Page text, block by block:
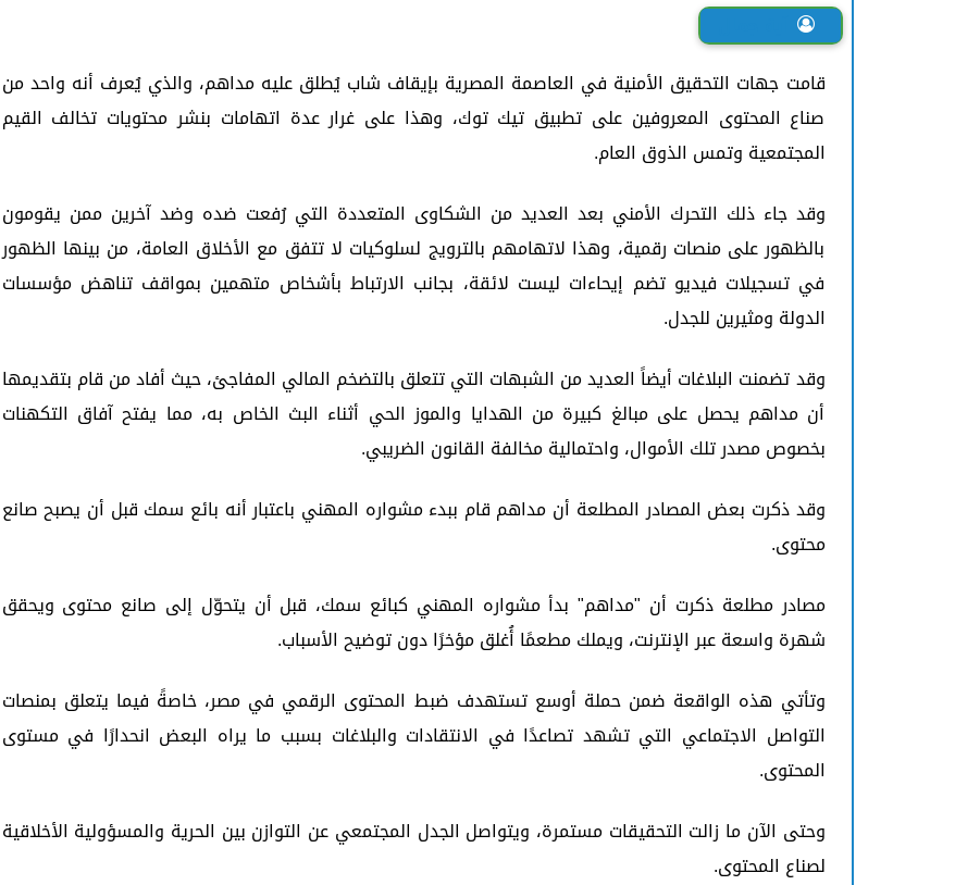
قامت جهات التحقيق الأمنية في العاصمة المصرية بإيقاف شاب يُطلق عليه مداهم، والذي يُعرف أنه واحد من
صناع المحتوى المعروفين على تطبيق تيك توك، وهذا على غرار عدة اتهامات بنشر محتويات تخالف القيم
المجتمعية وتمس الذوق العام.
وقد جاء ذلك التحرك الأمني بعد العديد من الشكاوى المتعددة التي رُفعت ضده وضد آخرين ممن يقومون
بالظهور على منصات رقمية، وهذا لاتهامهم بالترويج لسلوكيات لا تتفق مع الأخلاق العامة، من بينها الظهور
في تسجيلات فيديو تضم إيحاءات ليست لائقة، بجانب الارتباط بأشخاص متهمين بمواقف تناهض مؤسسات
الدولة ومثيرين للجدل.
وقد تضمنت البلاغات أيضاً العديد من الشبهات التي تتعلق بالتضخم المالي المفاجئ، حيث أفاد من قام بتقديمها
أن مداهم يحصل على مبالغ كبيرة من الهدايا والموز الحي أثناء البث الخاص به، مما يفتح آفاق التكهنات
بخصوص مصدر تلك الأموال، واحتمالية مخالفة القانون الضريبي.
وقد ذكرت بعض المصادر المطلعة أن مداهم قام ببدء مشواره المهني باعتبار أنه بائع سمك قبل أن يصبح صانع
محتوى.
مصادر مطلعة ذكرت أن "مداهم" بدأ مشواره المهني كبائع سمك، قبل أن يتحوّل إلى صانع محتوى ويحقق
شهرة واسعة عبر الإنترنت، ويملك مطعمًا أُغلق مؤخرًا دون توضيح الأسباب.
وتأتي هذه الواقعة ضمن حملة أوسع تستهدف ضبط المحتوى الرقمي في مصر، خاصةً فيما يتعلق بمنصات
التواصل الاجتماعي التي تشهد تصاعدًا في الانتقادات والبلاغات بسبب ما يراه البعض انحدارًا في مستوى
المحتوى.
وحتى الآن ما زالت التحقيقات مستمرة، ويتواصل الجدل المجتمعي عن التوازن بين الحرية والمسؤولية الأخلاقية
لصناع المحتوى.